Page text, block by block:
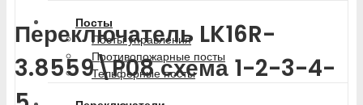
Посты
Посты управления
Противопожарные посты
Тельферные посты
Переключатель LK16R-
3.8559\P08 схема 1-2-3-4-